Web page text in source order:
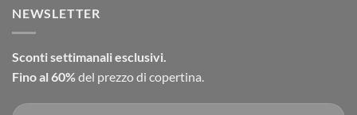
NEWSLETTER
Sconti settimanali esclusivi.
Fino al 60%del prezzo di copertina.